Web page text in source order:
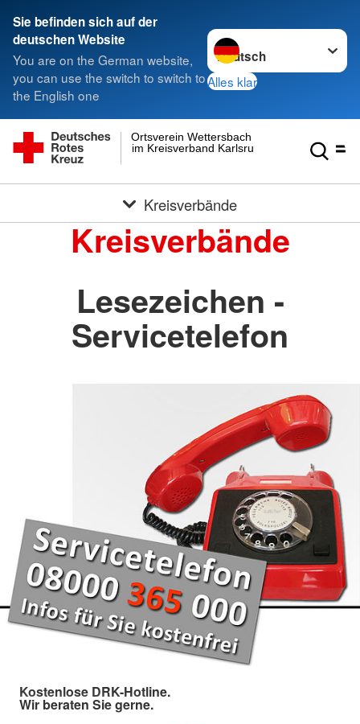
Sie befinden sich auf der
deutschen Website
You are on the German website,
you can use the switch to switch to
the English one
Sprache wechseln zu
Alles klar
im Kreisverband Karlsruhe e.V.
Ortsverein Wettersbach
Kreisverbände
Kreisverbände
Lesezeichen -
Servicetelefon
Kostenlose DRK-Hotline.
Wir beraten Sie gerne.